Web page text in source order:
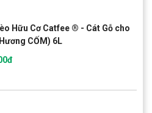
Hữu Cơ Catfee ® - Cát Gỗ cho
CỐM) 6L